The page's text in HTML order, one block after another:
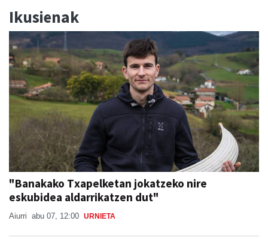
Ikusienak
"Banakako Txapelketan jokatzeko nire
eskubidea aldarrikatzen dut"
Aiurri abu 07, 12:00 URNIETA